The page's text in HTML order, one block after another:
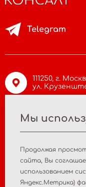
111250, г.
ул.
+7 495 988 47
Telegram
Мы
Продолжая
cайта, Вы
использованием
Яндекс.Метрика)